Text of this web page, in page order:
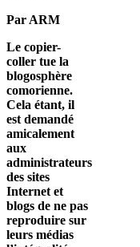
Par ARM
Le copier-
coller tue la
blogosphère
comorienne.
Cela étant, il
est demandé
amicalement
aux
administrateurs
des sites
Internet et
blogs de ne pas
reproduire sur
leurs médias